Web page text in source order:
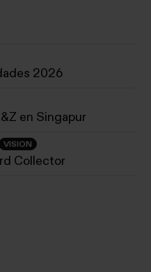
2026
en Singapur
VISION
Collector